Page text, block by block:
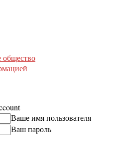
Ваше имя пользователя
Ваш пароль